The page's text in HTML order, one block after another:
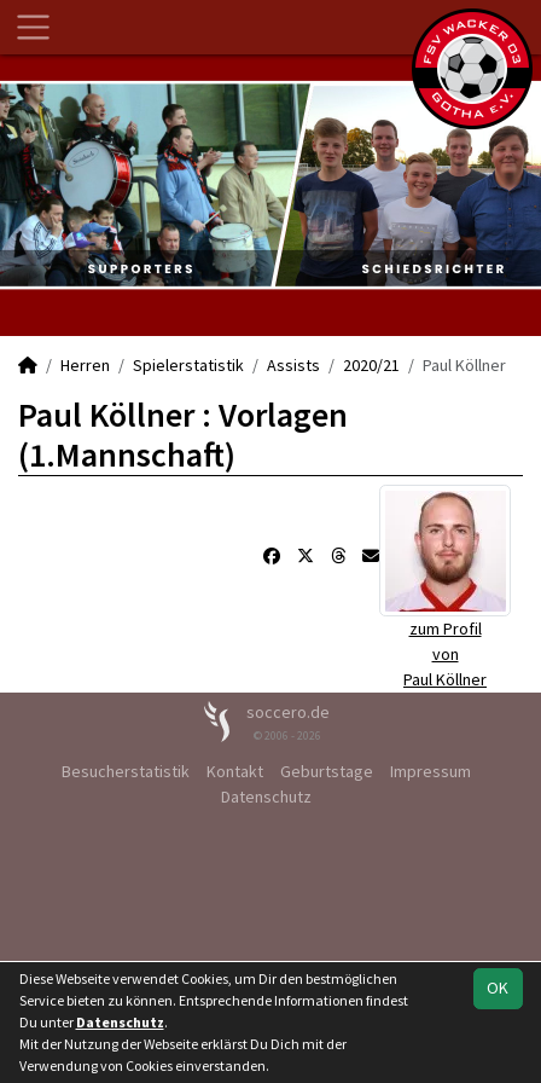
Herren Spielerstatistik Assists 2020/21 Paul Köllner
Paul Köllner : Vorlagen
(1.Mannschaft)
zum Profil
von
Paul Köllner
soccero.de
© 2006 - 2026
Besucherstatistik Kontakt Geburtstage
Impressum
Datenschutz
OK
Diese Webseite verwendet Cookies, um Dir den bestmöglichen
Service bieten zu können. Entsprechende Informationen findest
Du unter Datenschutz.
Mit der Nutzung der Webseite erklärst Du Dich mit der
Verwendung von Cookies einverstanden.